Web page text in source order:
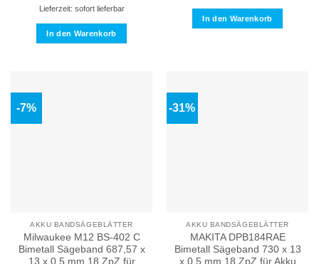
Lieferzeit: sofort lieferbar
In den Warenkorb
In den Warenkorb
-7%
AKKU BANDSÄGEBLÄTTER
Milwaukee M12 BS-402 C
Bimetall Sägeband 687,57 x
13 x 0,5 mm 18 ZpZ für
-31%
AKKU BANDSÄGEBLÄTTER
MAKITA DPB184RAE
Bimetall Sägeband 730 x 13
x 0,5 mm 18 ZpZ für Akku